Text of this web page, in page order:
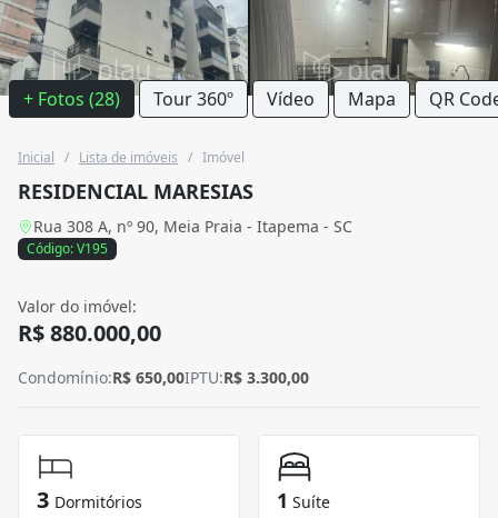
+ Fotos (28) Tour 360º Vídeo Mapa QR
Inicial / Lista de imóveis / Imóvel
RESIDENCIAL MARESIAS
Rua 308 A, nº 90, Meia Praia - Itapema - SC
Código: V195
Valor do imóvel:
R$ 880.000,00
Condomínio:R$ 650,00IPTU:R$ 3.300,00
3 Dormitórios 1 Suíte